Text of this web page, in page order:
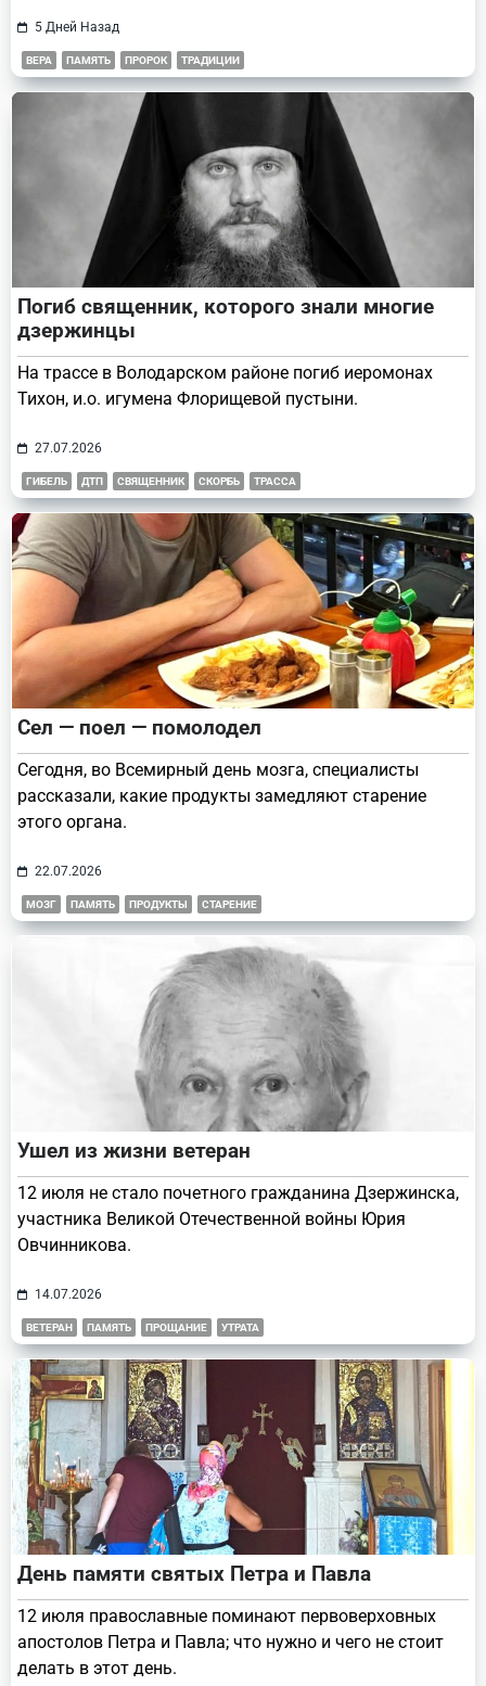
5 Дней Назад
ВЕРА ПАМЯТЬ ПРОРОК ТРАДИЦИИ
Погиб священник, которого знали многие
дзержинцы
На трассе в Володарском районе погиб иеромонах
Тихон, и.о. игумена Флорищевой пустыни.
27.07.2026
ГИБЕЛЬ ДТП СВЯЩЕННИК СКОРБЬ ТРАССА
Сел — поел — помолодел
Сегодня, во Всемирный день мозга, специалисты
рассказали, какие продукты замедляют старение
этого органа.
22.07.2026
МОЗГ ПАМЯТЬ ПРОДУКТЫ СТАРЕНИЕ
Ушел из жизни ветеран
12 июля не стало почетного гражданина Дзержинска,
участника Великой Отечественной войны Юрия
Овчинникова.
14.07.2026
ВЕТЕРАН ПАМЯТЬ ПРОЩАНИЕ УТРАТА
День памяти святых Петра и Павла
12 июля православные поминают первоверховных
апостолов Петра и Павла; что нужно и чего не стоит
делать в этот день.